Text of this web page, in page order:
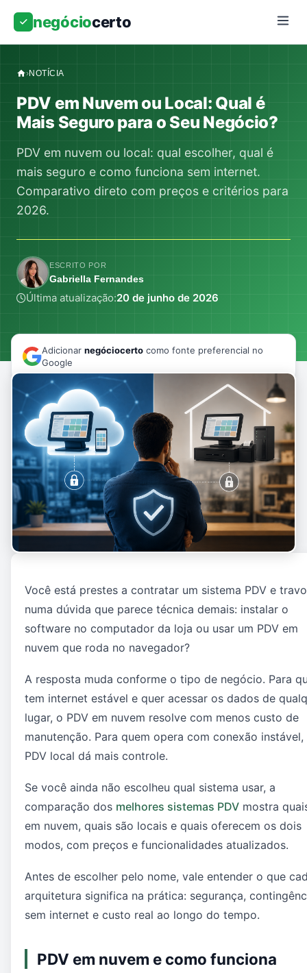
negóciocerto
›NOTÍCIA
PDV em Nuvem ou Local: Qual é
Mais Seguro para o Seu Negócio?
PDV em nuvem ou local: qual escolher, qual é
mais seguro e como funciona sem internet.
Comparativo direto com preços e critérios para
2026.
ESCRITO POR
Gabriella Fernandes
Última atualização:20 de junho de 2026
Você está prestes a contratar um sistema PDV e
numa dúvida que parece técnica demais: instalar o
software no computador da loja ou usar um PDV em
nuvem que roda no navegador?
A resposta muda conforme o tipo de negócio. Para
tem internet estável e quer acessar os dados de
lugar, o PDV em nuvem resolve com menos custo de
manutenção. Para quem opera com conexão instável,
PDV local dá mais controle.
Se você ainda não escolheu qual sistema usar, a
comparação dos melhores sistemas PDV mostra
em nuvem, quais são locais e quais oferecem os dois
modos, com preços e funcionalidades atualizados.
Antes de escolher pelo nome, vale entender o que
arquitetura significa na prática: segurança,
sem internet e custo real ao longo do tempo.
PDV em nuvem e como funciona
Adicionar negóciocerto como fonte preferencial no
Google